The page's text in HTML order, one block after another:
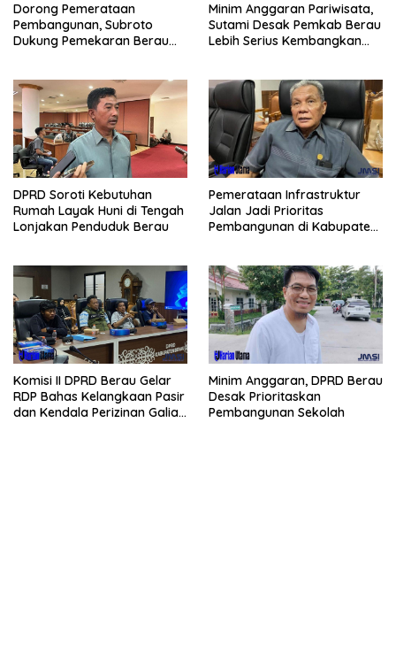
Dorong Pemerataan
Pembangunan, Subroto
Dukung Pemekaran Berau
Minim Anggaran Pariwisata,
Sutami Desak Pemkab Berau
Lebih Serius Kembangkan
DPRD Soroti Kebutuhan
Rumah Layak Huni di Tengah
Lonjakan Penduduk Berau
Pemerataan Infrastruktur
Jalan Jadi Prioritas
Pembangunan di Kabupaten
Komisi II DPRD Berau Gelar
RDP Bahas Kelangkaan Pasir
dan Kendala Perizinan Galian
Minim Anggaran, DPRD Berau
Desak Prioritaskan
Pembangunan Sekolah